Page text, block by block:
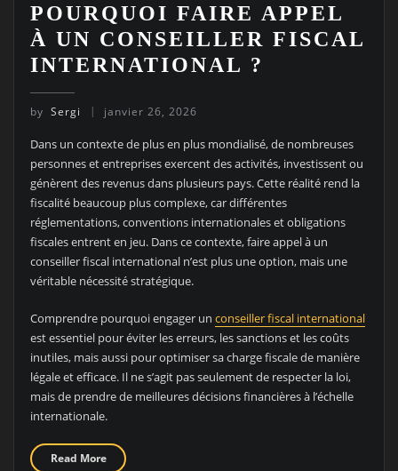
POURQUOI FAIRE APPEL
À UN CONSEILLER FISCAL
INTERNATIONAL ?
by Sergi janvier 26, 2026
Dans un contexte de plus en plus mondialisé, de nombreuses
personnes et entreprises exercent des activités, investissent ou
génèrent des revenus dans plusieurs pays. Cette réalité rend la
fiscalité beaucoup plus complexe, car différentes
réglementations, conventions internationales et obligations
fiscales entrent en jeu. Dans ce contexte, faire appel à un
conseiller fiscal international n’est plus une option, mais une
véritable nécessité stratégique.
Comprendre pourquoi engager un conseiller fiscal international
est essentiel pour éviter les erreurs, les sanctions et les coûts
inutiles, mais aussi pour optimiser sa charge fiscale de manière
légale et efficace. Il ne s’agit pas seulement de respecter la loi,
mais de prendre de meilleures décisions financières à l’échelle
internationale.
Read More